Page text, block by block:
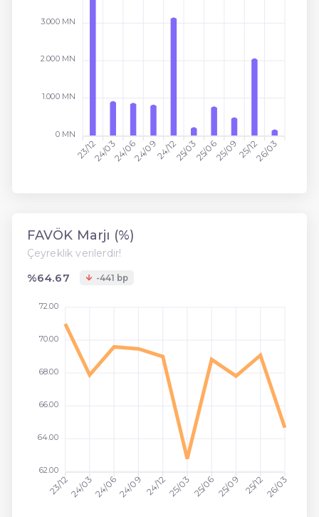
23/1224/0324/0624/0924/1225/0325/0625/0925/1226/03
3.000 MN
2.000 MN
1.000 MN
0 MN
FAVÖK Marjı (%)
Çeyreklik verilerdir!
%64.67 -441 bp
23/1224/0324/0624/09 24/1225/03 25/06 25/09 25/1226/03
72.00
70.00
68.00
66.00
64.00
62.00